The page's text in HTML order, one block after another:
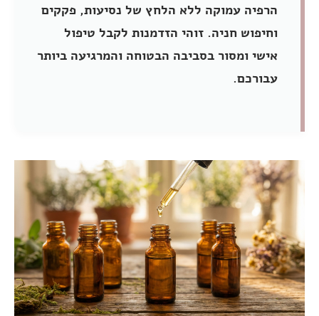
הרפיה עמוקה ללא הלחץ של נסיעות, פקקים
וחיפוש חניה. זוהי הזדמנות לקבל טיפול
אישי ומסור בסביבה הבטוחה והמרגיעה ביותר
עבורכם.